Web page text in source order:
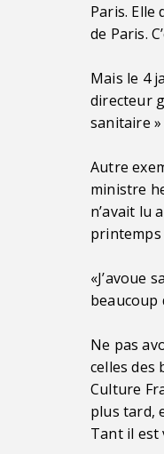
Paris.
de Paris.
Mais le 4
directeur
sanitaire
Autre
ministre
n’avait lu
printemps
«J’avoue
beaucoup
Ne pas
celles des
Culture
plus tard,
Tant il est